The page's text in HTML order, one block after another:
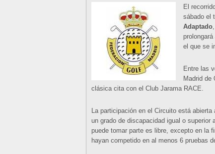
El
sábado el
Adaptado
el que se
Entre las
Madrid de
clásica cita con el Club Jarama RACE.
La participación en el Circuito está
un grado de discapacidad igual o superior
puede tomar parte es libre, excepto en la
hayan competido en al menos 6 pruebas